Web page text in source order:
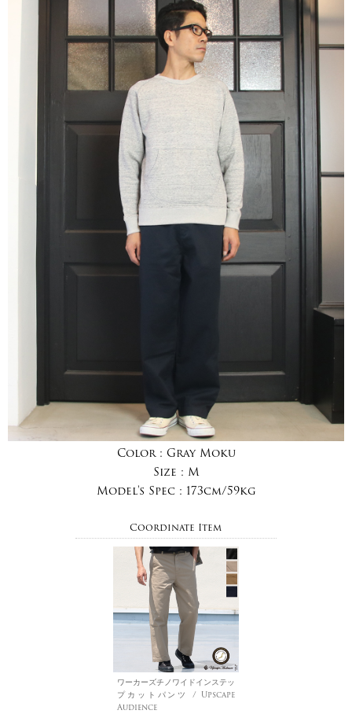
Color : Gray Moku
Size : M
Model's Spec : 173cm/59kg
Coordinate Item
ワーカーズチノワイドインステッ
プカットパンツ / Upscape
Audience